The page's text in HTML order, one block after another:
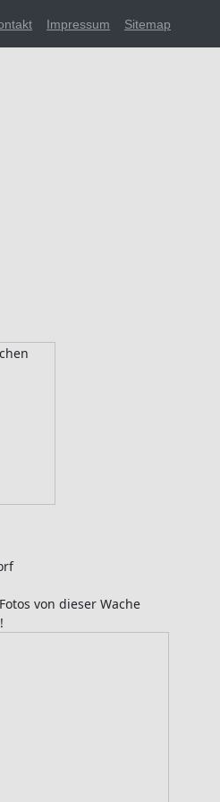
Impressum Sitemap
von dieser Wache